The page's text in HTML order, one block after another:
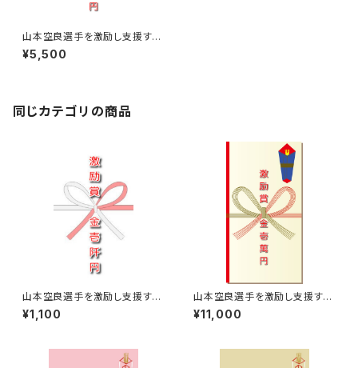
山本空良選手を激励し支援する
￥5,500【激励賞】
¥5,500
同じカテゴリの商品
山本空良選手を激励し支援する
￥1,100【激励賞】
¥1,100
山本空良選手を激励し支援する
￥11,000【激励賞】
¥11,000